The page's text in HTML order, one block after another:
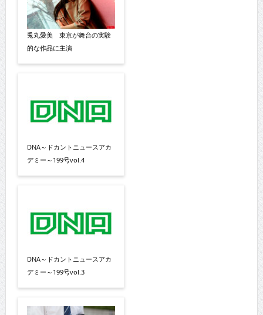
兎丸愛美 東京が舞台の実験
的な作品に主演
DNA～ドカントニュースアカ
デミー～199号vol.4
DNA～ドカントニュースアカ
デミー～199号vol.3